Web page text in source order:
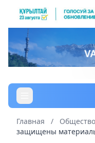
Главная / Общество
защищены